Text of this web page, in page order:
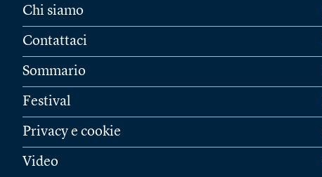
Chi siamo
Contattaci
Sommario
Festival
Privacy e cookie
Video